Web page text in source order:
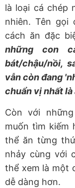
là loại cá chép
nhiên. Tên gọi
cách ăn đặc
những con
bát/chậu/nồi,
vẫn còn đang
chuẩn vị nhất là
Còn với
muốn tìm kiếm
thể ăn từng
nhảy cùng với
thể xem là một
dễ dàng hơn.